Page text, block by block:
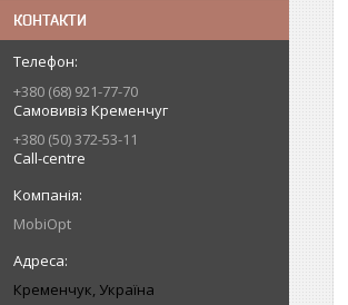
КОНТАКТИ
+380 (68) 921-77-70
Самовивіз Кременчуг
+380 (50) 372-53-11
Call-centre
MobiOpt
Кременчук, Україна